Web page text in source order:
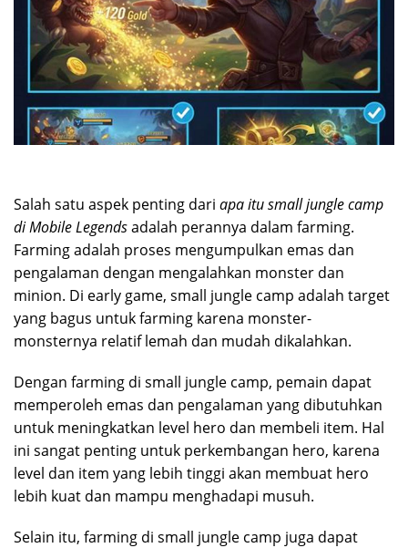
Salah satu aspek penting dari apa itu small jungle camp
di Mobile Legendsadalah perannya dalam farming.
Farming adalah proses mengumpulkan emas dan
pengalaman dengan mengalahkan monster dan
minion. Di early game, small jungle camp adalah target
yang bagus untuk farming karena monster-
monsternya relatif lemah dan mudah dikalahkan.
Dengan farming di small jungle camp, pemain dapat
memperoleh emas dan pengalaman yang dibutuhkan
untuk meningkatkan level hero dan membeli item. Hal
ini sangat penting untuk perkembangan hero, karena
level dan item yang lebih tinggi akan membuat hero
lebih kuat dan mampu menghadapi musuh.
Selain itu, farming di small jungle camp juga dapat